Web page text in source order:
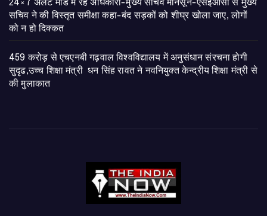
24×7 अलर्ट मोड में रहें अधिकारी-मुख्य सचिव मानसून-एसईओसी से मुख्य
सचिव ने की विस्तृत समीक्षा कहा-बंद सड़कों को शीघ्र खोला जाए, लोगों
को न हो दिक्कत
459 करोड़ से एचएनबी गढ़वाल विश्वविद्यालय में अनुसंधान संरचना होगी
सुदृढ,उच्च शिक्षा मंत्री धन सिंह रावत ने नवनियुक्त केन्द्रीय शिक्षा मंत्री से
की मुलाकात